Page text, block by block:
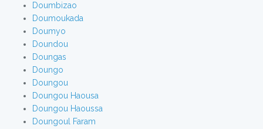
Doumbizao
Doumoukada
Doumyo
Doundou
Doungas
Doungo
Doungou
Doungou Haousa
Doungou Haoussa
Doungoul Faram